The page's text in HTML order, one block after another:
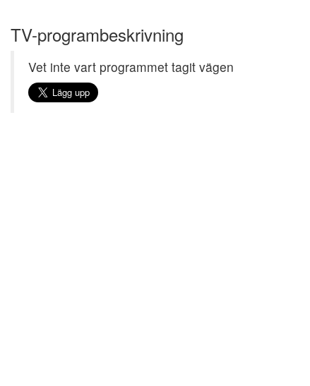
TV-programbeskrivning
Vet inte vart programmet tagit vägen